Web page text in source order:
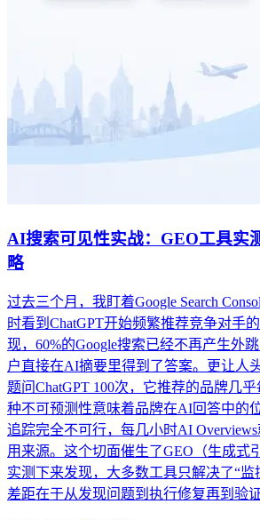
AI搜索可见性实战：GEO工具实
略
过去三个月，我盯着Google Search
时看到ChatGPT开始频繁推荐竞争对手
现，60%的Google搜索已经不再产生外
户直接在AI摘要里得到了答案。更让人
题问ChatGPT 100次，它推荐的品牌几
种不可预测性意味着品牌在AI回答中的
追踪完全不可行，每几小时AI Overviews
用来源。这个切面催生了GEO（生成式
实测下来发现，大多数工具只解决了“监
差距在于从发现问题到执行修复再到验